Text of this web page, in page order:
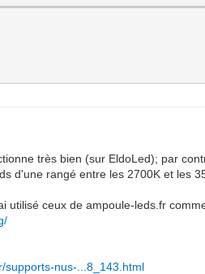
très bien (sur EldoLed); par
d'une rangé entre les 2700K et les
utilisé ceux de ampoule-leds.fr
supports-nus-...8_143.html